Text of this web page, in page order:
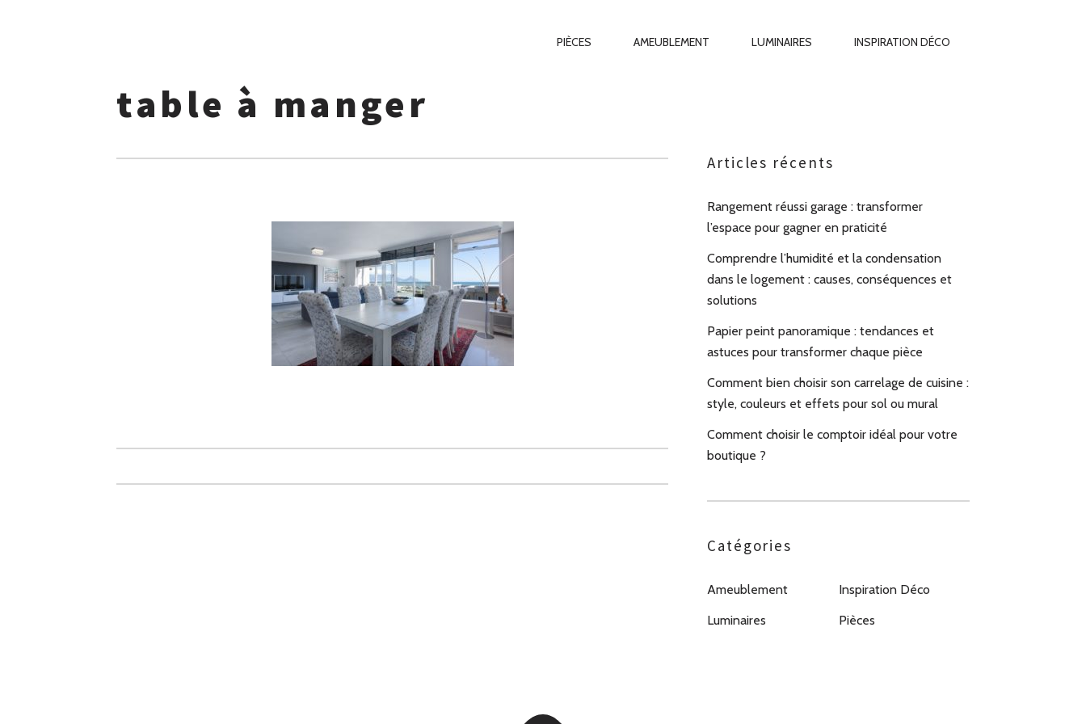
Primary
PIÈCES AMEUBLEMENT LUMINAIRES INSPIRATION DÉCO
table à manger
Articles récents
Rangement réussi garage : transformer
l’espace pour gagner en praticité
Comprendre l’humidité et la condensation
dans le logement : causes, conséquences et
solutions
Papier peint panoramique : tendances et
astuces pour transformer chaque pièce
Comment bien choisir son carrelage de cuisine :
style, couleurs et effets pour sol ou mural
Comment choisir le comptoir idéal pour votre
boutique ?
Catégories
Ameublement
Inspiration Déco
Luminaires
Pièces